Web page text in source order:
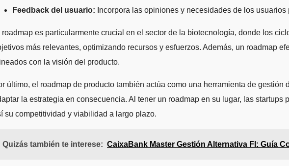
Feedback del usuario: Incorpora las opiniones y necesidades de los
roadmap es particularmente crucial en el sector de la biotecnología, donde los
más relevantes, optimizando recursos y esfuerzos. Además, un roadmap
con la visión del producto.
último, el roadmap de producto también actúa como una herramienta de
la estrategia en consecuencia. Al tener un roadmap en su lugar, las
su competitividad y viabilidad a largo plazo.
Quizás también te interese: CaixaBank Master Gestión Alternativa FI: Guía